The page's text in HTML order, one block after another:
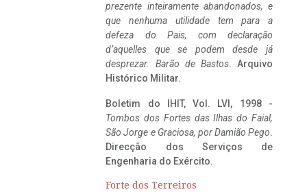
prezente inteiramente abandonados, e
que nenhuma utilidade tem para a
defeza do Pais, com declaração
d’aquelles que se podem desde já
desprezar. Barão de Bastos. Arquivo
Histórico Militar.
Boletim do IHIT, Vol. LVI, 1998 -
Tombos dos Fortes das Ilhas do Faial,
São Jorge e Graciosa, por Damião Pego.
Direcção dos Serviços de
Engenharia do Exército.
Forte dos Terreiros